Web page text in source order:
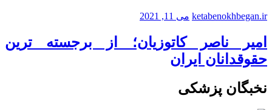
ketabenokhbegan.ir می 11, 2021
امیر ناصر کاتوزیان؛ از برجسته ترین
حقوقدانان ایران
نخبگان پزشکی